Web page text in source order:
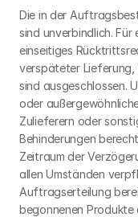
Die in der
sind unverbindlich.
einseitiges
verspäteter
sind ausgeschlossen.
oder
Zulieferern oder
Behinderungen
Zeitraum der
allen Umständen
Auftragserteilung
begonnenen